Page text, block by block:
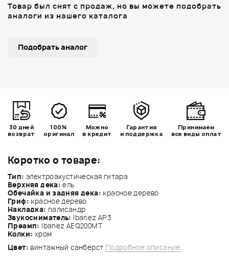
Коротко о товаре:
Тип: электроакустическая гитара
Верхняя дека: ель
Обечайка и задняя дека: красное дерево
Гриф: красное дерево
Накладка: палисандр
Звукосниматель: Ibanez AP3
Преамп: Ibanez AEQ200MT
Колки: хром
Цвет: винтажный санберст Подробное описание
Товар был снят с продаж, но вы можете подобрать
аналоги из нашего каталога
Подобрать аналог
30 дней
возврат
100%
оригинал
Можно
в кредит
Гарантия
и поддержка
Принимаем
все виды оплат